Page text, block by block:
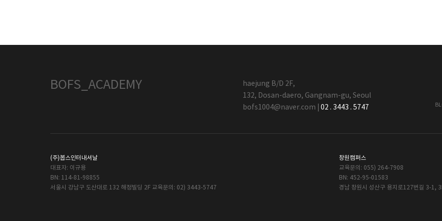
BOFS_ACADEMY
haejung B/D 2F,
132, Dosan-daero, Gangnam-gu, Seoul
bofs1004@naver.com
02 . 3443 . 5747
(주)봅스인터내셔날
대표자: 이규용
BN: 114-81-98855
서울시 강남구 도산대로 132 해정빌딩 2F 교육문의: 02) 3443-5747
창원캠퍼스
교육문의: 055) 264-7908
BN: 452-95-01583
경남 창원시 성산구 용지로127번길 3-1,